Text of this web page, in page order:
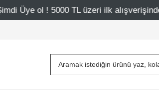
üzeri ilk alışverişinde 500 TL indirim